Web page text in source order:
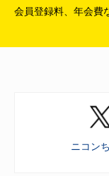
会員登録料、年会費
ニコン